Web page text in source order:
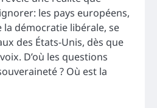
les pays européens,
démocratie libérale, se
des États-Unis, dès que
D’où les questions
? Où est la